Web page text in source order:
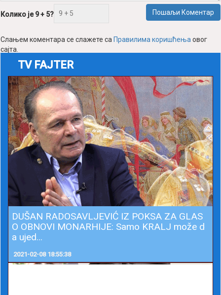
Колико је 9 + 5? Пошаљи Коментар
Слањем коментара се слажете са Правилима коришћења овог
сајта.
TV FAJTER
DUŠAN RADOSAVLJEVIĆ IZ POKSA ZA GLAS
O OBNOVI MONARHIJE: Samo KRALJ može d
a ujed...
2021-02-08 18:55:38